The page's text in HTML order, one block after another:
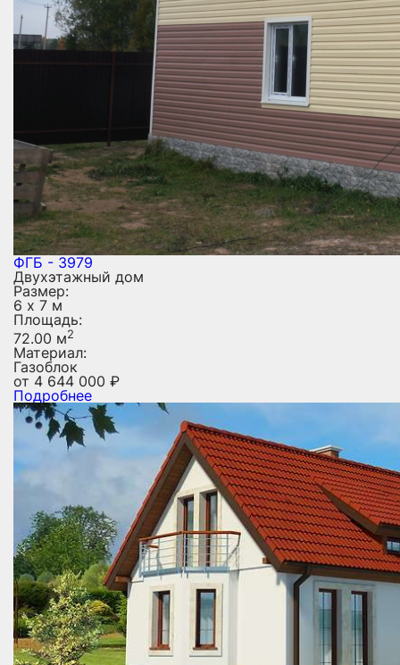
ФГБ - 3979
Двухэтажный дом
Размер:
6 х 7 м
Площадь:
72.00 м2
Материал:
Газоблок
от 4 644 000 ₽
Подробнее